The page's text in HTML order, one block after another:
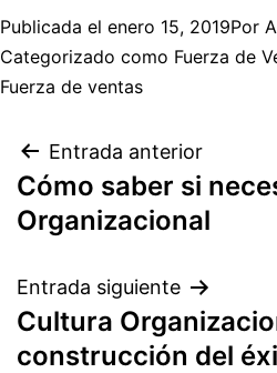
Publicada el enero 15, 2019Por
Categorizado como Fuerza de
Fuerza de ventas
Entrada anterior
Cómo saber si
Organizacional
Entrada siguiente
Cultura
construcción del